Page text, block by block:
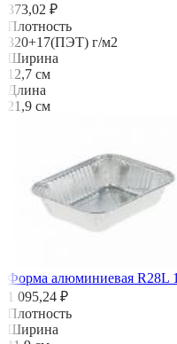
373,02 ₽
Плотность
320+17(ПЭТ) г/м2
Ширина
12,7 см
Длина
21,9 см
Форма алюминиевая R28L
1 095,24 ₽
Плотность
Ширина